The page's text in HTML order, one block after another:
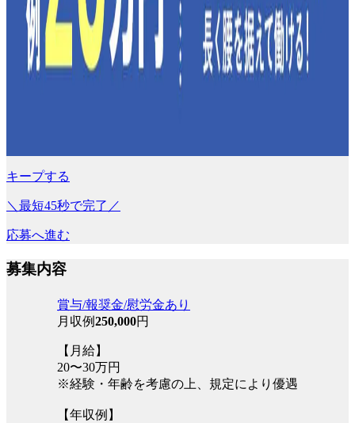
キープする
＼最短45秒で完了／
応募へ進む
募集内容
賞与/報奨金/慰労金あり
月収例250,000円
【月給】
20〜30万円
※経験・年齢を考慮の上、規定により優遇
【年収例】